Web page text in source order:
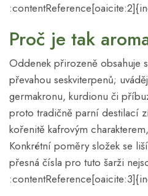
Proč je tak
Oddenek přirozeně obsahuje
převahou seskviterpenů;
germakronu, kurdionu či
proto tradičně parní destilací
kořenitě kafrovým
Konkrétní poměry složek se
přesná čísla pro tuto šarži